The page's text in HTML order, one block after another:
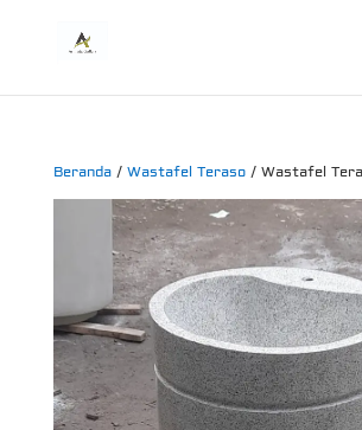
Beranda/ Wastafel Teraso/ Wastafel